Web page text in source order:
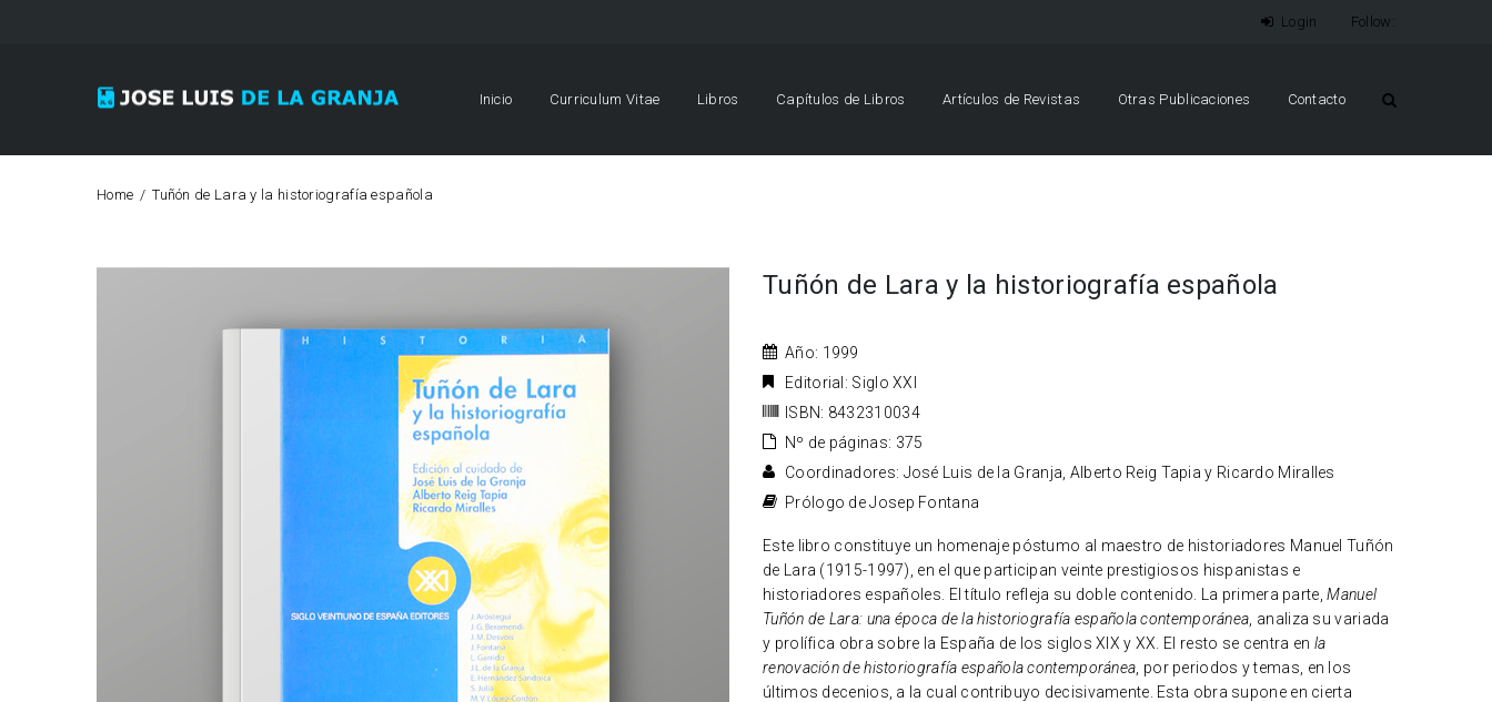
Login Follow:
Inicio Curriculum Vitae Libros Capítulos de Libros Artículos de Revistas Otras Publicaciones Contacto
Home Tuñón de Lara y la historiografía española
Tuñón de Lara y la historiografía española
Año: 1999
Editorial: Siglo XXI
ISBN: 8432310034
Nº de páginas: 375
Coordinadores: José Luis de la Granja, Alberto Reig Tapia y Ricardo Miralles
Prólogo de Josep Fontana
Este libro constituye un homenaje póstumo al maestro de historiadores Manuel Tuñón
de Lara (1915-1997), en el que participan veinte prestigiosos hispanistas e
historiadores españoles. El título refleja su doble contenido. La primera parte,Manuel
Tuñón de Lara: una época de la historiografía española contemporánea , analiza su variada
y prolífica obra sobre la España de los siglos XIX y XX. El resto se centra en la
renovación de historiografía española contemporánea , por periodos y temas, en los
últimos decenios, a la cual contribuyo decisivamente. Esta obra supone en cierta